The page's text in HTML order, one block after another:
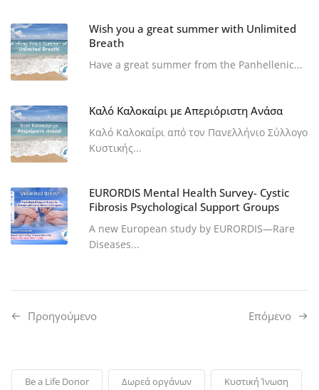
Wish you a great summer with Unlimited
Breath
Have a great summer from the Panhellenic...
Καλό Καλοκαίρι με Απεριόριστη Ανάσα
Καλό Καλοκαίρι από τον Πανελλήνιο Σύλλογο
Κυστικής...
EURORDIS Mental Health Survey- Cystic
Fibrosis Psychological Support Groups
A new European study by EURORDIS—Rare
Diseases...
Προηγούμενo Επόμενο
Be a Life Donor Δωρεά οργάνων Κυστική Ίνωση